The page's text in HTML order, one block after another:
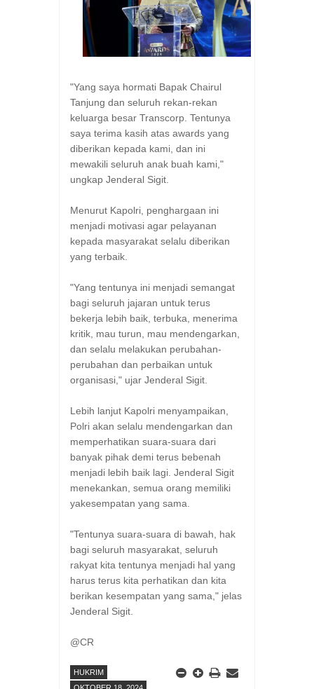
"Yang saya hormati Bapak Chairul
Tanjung dan seluruh rekan-rekan
keluarga besar Transcorp. Tentunya
saya terima kasih atas awards yang
diberikan kepada kami, dan ini
mewakili seluruh anak buah kami,"
ungkap Jenderal Sigit.
Menurut Kapolri, penghargaan ini
menjadi motivasi agar pelayanan
kepada masyarakat selalu diberikan
yang terbaik.
"Yang tentunya ini menjadi semangat
bagi seluruh jajaran untuk terus
bekerja lebih baik, terbuka, menerima
kritik, mau turun, mau mendengarkan,
dan selalu melakukan perubahan-
perubahan dan perbaikan untuk
organisasi," ujar Jenderal Sigit.
Lebih lanjut Kapolri menyampaikan,
Polri akan selalu mendengarkan dan
memperhatikan suara-suara dari
banyak pihak demi terus bebenah
menjadi lebih baik lagi. Jenderal Sigit
menekankan, semua orang memiliki
yakesempatan yang sama.
"Tentunya suara-suara di bawah, hak
bagi seluruh masyarakat, seluruh
rakyat kita tentunya menjadi hal yang
harus terus kita perhatikan dan kita
berikan kesempatan yang sama," jelas
Jenderal Sigit.
@CR
HUKRIM